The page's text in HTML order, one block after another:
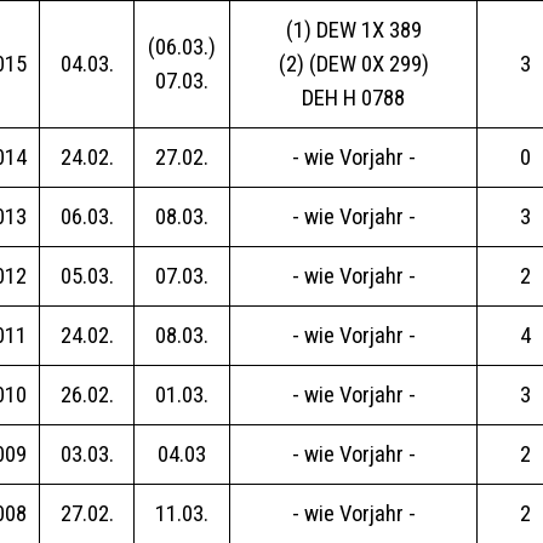
04.03.
(06.03.)
07.03.
(1) DEW 1X 389
(2) (DEW 0X 299)
DEH H 0788
3
24.02. 27.02. - wie Vorjahr - 0
06.03. 08.03. - wie Vorjahr - 3
05.03. 07.03. - wie Vorjahr - 2
24.02. 08.03. - wie Vorjahr - 4
26.02. 01.03. - wie Vorjahr - 3
03.03. 04.03 - wie Vorjahr - 2
27.02. 11.03. - wie Vorjahr - 2